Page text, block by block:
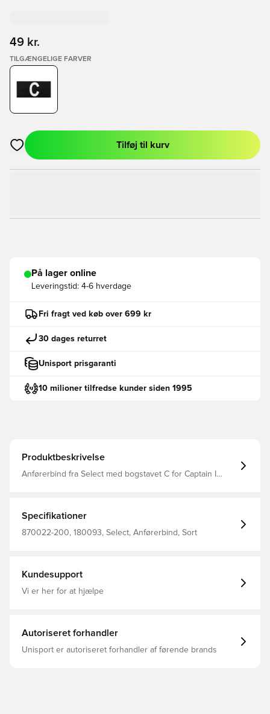
49 kr.
TILGÆNGELIGE FARVER
Åbner en Modal til at logge ind eller tilmelde dig som medlem
Tilføj til kurv
På lager online
Leveringstid: 4-6 hverdage
Fri fragt ved køb over 699 kr
30 dages returret
Unisport prisgaranti
10 milioner tilfredse kunder siden 1995
Produktbeskrivelse
Anførerbind fra Select med bogstavet C for Captain I
Specifikationer
870022-200, 180093, Select, Anførerbind, Sort
Kundesupport
Vi er her for at hjælpe
Autoriseret forhandler
Unisport er autoriseret forhandler af førende brands